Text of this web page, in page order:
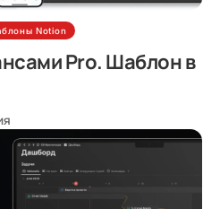
Notion
Pro. Шаблон в